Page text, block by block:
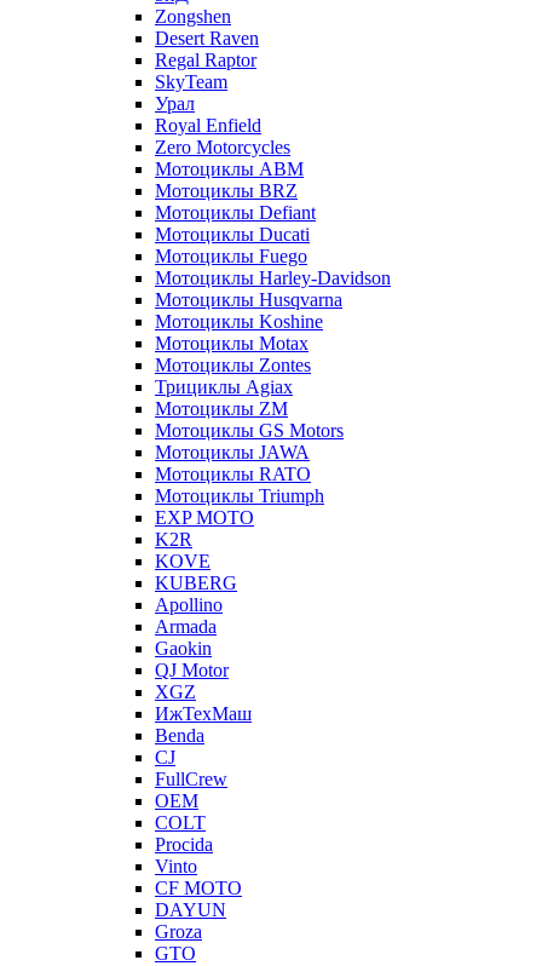
Zongshen
Desert Raven
Regal Raptor
SkyTeam
Урал
Royal Enfield
Zero Motorcycles
Мотоциклы ABM
Мотоциклы BRZ
Мотоциклы Defiant
Мотоциклы Ducati
Мотоциклы Fuego
Мотоциклы Harley-Davidson
Мотоциклы Husqvarna
Мотоциклы Koshine
Мотоциклы Motax
Мотоциклы Zontes
Трициклы Agiax
Мотоциклы ZM
Мотоциклы GS Motors
Мотоциклы JAWA
Мотоциклы RATO
Мотоциклы Triumph
EXP MOTO
K2R
KOVE
KUBERG
Apollino
Armada
Gaokin
QJ Motor
XGZ
ИжТехМаш
Benda
CJ
FullCrew
OEM
COLT
Procida
Vinto
CF MOTO
DAYUN
Groza
GTO